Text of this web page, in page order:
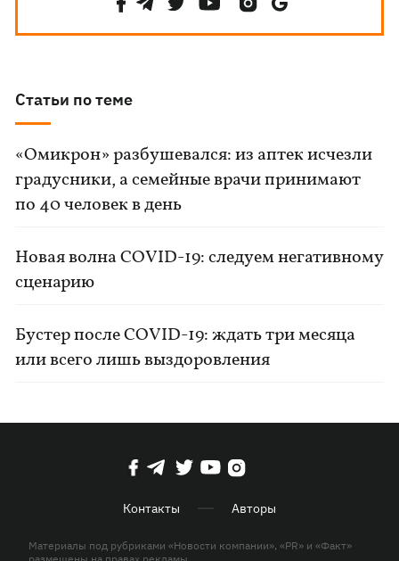
Статьи по теме
«Омикрон» разбушевался: из аптек исчезли
градусники, а семейные врачи принимают
по 40 человек в день
Новая волна COVID-19: следуем негативному
сценарию
Бустер после COVID-19: ждать три месяца
или всего лишь выздоровления
Контакты Авторы
Материалы под рубриками «Новости компании», «PR» и «Факт»